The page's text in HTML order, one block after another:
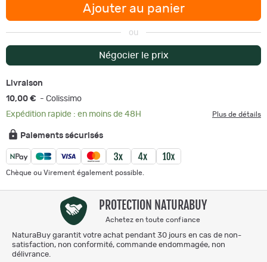
Ajouter au panier
ou
Négocier le prix
Livraison
10,00 € - Colissimo
Expédition rapide : en moins de 48H
Plus de détails
Paiements sécurisés
Chèque ou Virement également possible.
PROTECTION NATURABUY
Achetez en toute confiance
NaturaBuy garantit votre achat pendant 30 jours en cas de non-
satisfaction, non conformité, commande endommagée, non
délivrance.